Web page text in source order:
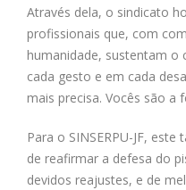
Através dela, o sindicato
profissionais que, com
humanidade, sustentam o
cada gesto e em cada
mais precisa. Vocês são a
Para o SINSERPU-JF,
de reafirmar a defesa do
devidos reajustes, e de